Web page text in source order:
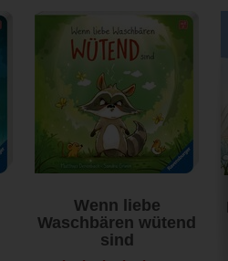
Wenn liebe
Waschbären wütend
sind